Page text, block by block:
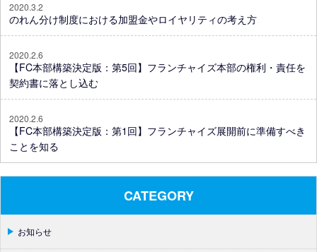
2020.3.2
のれん分け制度における加盟金やロイヤリティの考え方
2020.2.6
【FC本部構築決定版：第5回】フランチャイズ本部の権利・責任を
契約書に落とし込む
2020.2.6
【FC本部構築決定版：第1回】フランチャイズ展開前に準備すべき
ことを知る
CATEGORY
お知らせ